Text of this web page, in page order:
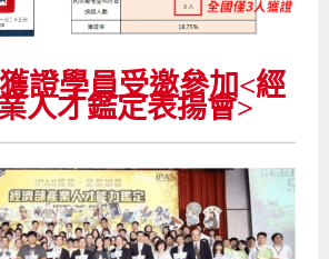
證學員受邀參加<經
人才鑑定表揚會>